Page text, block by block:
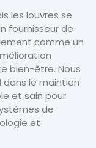
les louvres se
fournisseur de
comme un
bien-être. Nous
dans le maintien
et sain pour
de
et